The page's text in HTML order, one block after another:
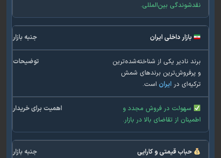
بین‌المللی.
بازار داخلی ایران
نادیر یکی از شناخته‌شده‌ترین
برندهای شمش
درایراناست.
سهولت در فروش مجدد و
از تقاضای بالا در بازار.
حباب قیمتی و کارایی